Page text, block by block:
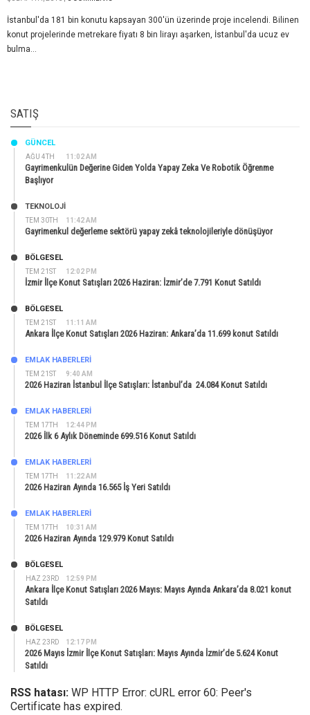
İstanbul'da 181 bin konutu kapsayan 300'ün üzerinde proje incelendi. Bilinen
konut projelerinde metrekare fiyatı 8 bin lirayı aşarken, İstanbul'da ucuz ev
bulma...
SATIŞ
AĞU 4TH 11:02 AM
GÜNCEL
Gayrimenkulün Değerine Giden Yolda Yapay Zeka Ve Robotik Öğrenme
Başlıyor
TEM 30TH 11:42 AM
TEKNOLOJİ
Gayrimenkul değerleme sektörü yapay zekâ teknolojileriyle dönüşüyor
TEM 21ST 12:02 PM
BÖLGESEL
İzmir İlçe Konut Satışları 2026 Haziran: İzmir’de 7.791 Konut Satıldı
TEM 21ST 11:11 AM
BÖLGESEL
Ankara İlçe Konut Satışları 2026 Haziran: Ankara’da 11.699 konut Satıldı
TEM 21ST 9:40 AM
EMLAK HABERLERI
2026 Haziran İstanbul İlçe Satışları: İstanbul’da 24.084 Konut Satıldı
TEM 17TH 12:44 PM
EMLAK HABERLERI
2026 İlk 6 Aylık Döneminde 699.516 Konut Satıldı
TEM 17TH 11:22 AM
EMLAK HABERLERI
2026 Haziran Ayında 16.565 İş Yeri Satıldı
TEM 17TH 10:31 AM
EMLAK HABERLERI
2026 Haziran Ayında 129.979 Konut Satıldı
HAZ 23RD 12:59 PM
BÖLGESEL
Ankara İlçe Konut Satışları 2026 Mayıs: Mayıs Ayında Ankara’da 8.021 konut
Satıldı
HAZ 23RD 12:17 PM
BÖLGESEL
2026 Mayıs İzmir İlçe Konut Satışları: Mayıs Ayında İzmir’de 5.624 Konut
Satıldı
RSS hatası: WP HTTP Error: cURL error 60: Peer's
Certificate has expired.